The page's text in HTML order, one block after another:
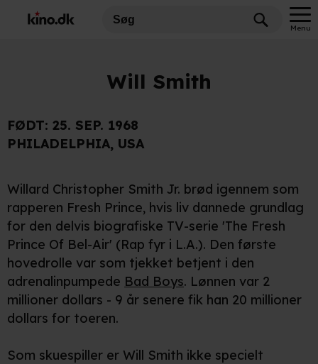
Menu
Will Smith
FØDT: 25. SEP. 1968
PHILADELPHIA, USA
Willard Christopher Smith Jr. brød igennem som
rapperen Fresh Prince, hvis liv dannede grundlag
for den delvis biografiske TV-serie 'The Fresh
Prince Of Bel-Air' (Rap fyr i L.A.). Den første
hovedrolle var som tjekket betjent i den
adrenalinpumpede Bad Boys. Lønnen var 2
millioner dollars - 9 år senere fik han 20 millioner
dollars for toeren.
Som skuespiller er Will Smith ikke specielt